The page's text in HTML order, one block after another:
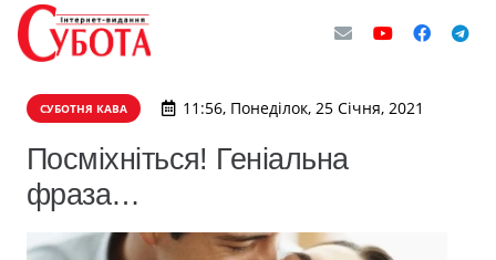
СУБОТНЯ КАВА 11:56, Понеділок, 25 Січня, 2021
Посміхніться! Геніальна
фраза…